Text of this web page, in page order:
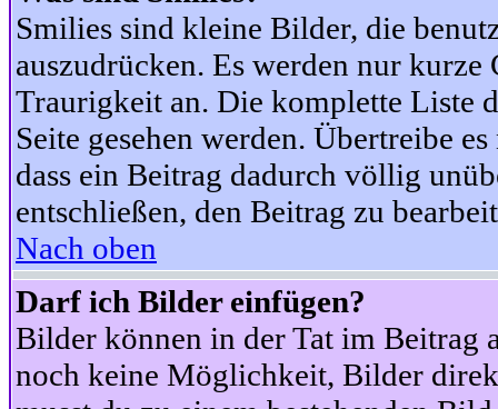
Smilies sind kleine Bilder, die
auszudrücken. Es werden nur
Traurigkeit an. Die komplette Liste
Seite gesehen werden. Übertreibe
dass ein Beitrag dadurch völlig
entschließen, den Beitrag zu
Nach oben
Darf ich Bilder einfügen?
Bilder können in der Tat im Beitrag
noch keine Möglichkeit, Bilder